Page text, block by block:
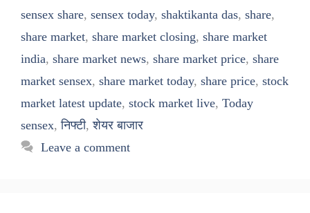
sensex share, sensex today, shaktikanta das, share,
share market, share market closing, share market
india, share market news, share market price, share
market sensex, share market today, share price, stock
market latest update, stock market live, Today
sensex,निफ्टी,शेयर बाजार
Leave a comment